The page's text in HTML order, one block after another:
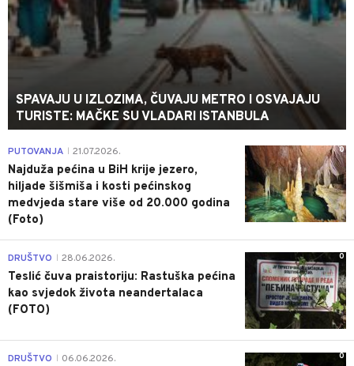
SPAVAJU U IZLOZIMA, ČUVAJU METRO I OSVAJAJU
TURISTE: MAČKE SU VLADARI ISTANBULA
0
PUTOVANJA 21.07.2026.
Najduža pećina u BiH krije jezero,
hiljade šišmiša i kosti pećinskog
medvjeda stare više od 20.000 godina
(Foto)
0
DRUŠTVO 28.06.2026.
Teslić čuva praistoriju: Rastuška pećina
kao svjedok života neandertalaca
(FOTO)
0
DRUŠTVO 06.06.2026.